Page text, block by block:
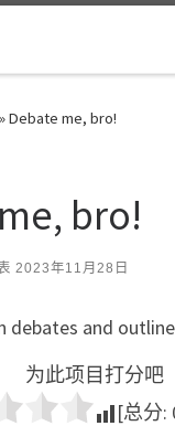
»Debate me, bro!
bro!
2023年11月28日
debates and
为此项目打分吧
[总分: